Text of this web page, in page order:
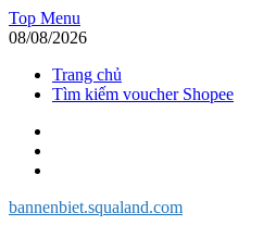
Skip
to
Top Menu
08/08/2026
Trang chủ
Tìm kiếm voucher Shopee
bannenbiet.squaland.com